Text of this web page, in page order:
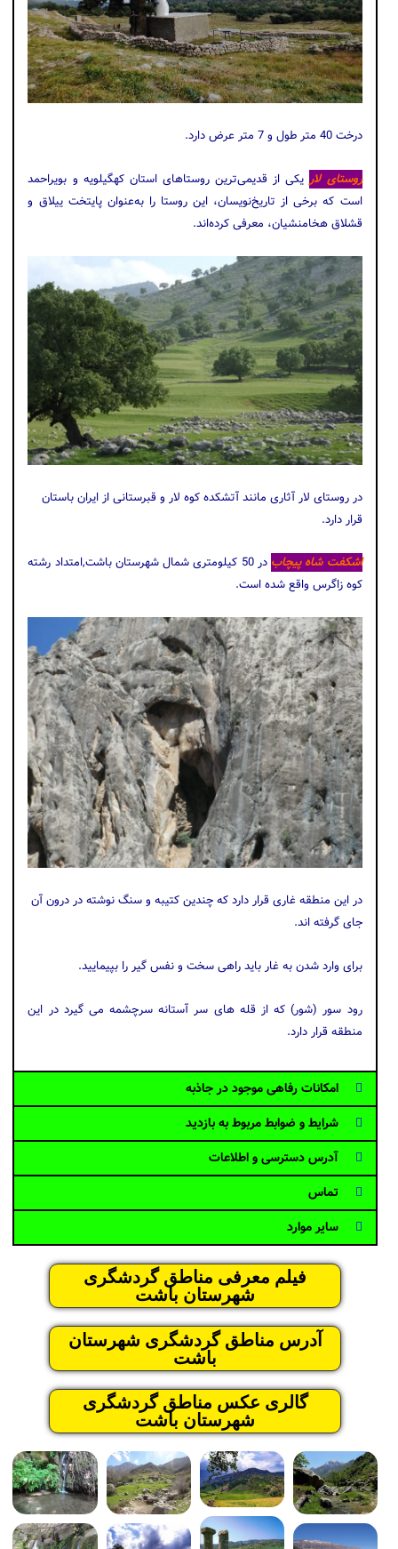
درخت 40 متر طول و 7 متر عرض دارد.
روستای لاریکی از قدیمی‌ترین روستاهای استان کهگیلویه و بویراحمد
است که برخی از تاریخ‌نویسان، این روستا را به‌عنوان پایتخت ییلاق و
قشلاق هخامنشیان، معرفی کرده‌اند.
در روستای لار آثاری مانند آتشکده کوه لار و قبرستانی از ایران باستان
قرار دارد.
اشکفت شاه پیچاب
در 50 کیلومتری شمال شهرستان باشت,امتداد رشته
کوه زاگرس واقع شده است.
در این منطقه غاری قرار دارد که چندین کتیبه و سنگ نوشته در درون آن
جای گرفته اند.
برای وارد شدن به غار باید راهی سخت و نفس گیر را بپیمایید.
رود سور (شور) که از قله های سر آستانه سرچشمه می گیرد در این
منطقه قرار دارد.
امکانات رفاهی موجود در جاذبه
شرایط و ضوابط مربوط به بازدید
آدرس دسترسی و اطلاعات
تماس
سایر موارد
فیلم معرفی مناطق گردشگری
شهرستان باشت
آدرس مناطق گردشگری شهرستان
باشت
گالری عکس مناطق گردشگری
شهرستان باشت